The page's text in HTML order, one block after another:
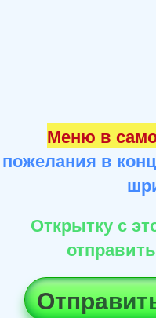
Меню в
пожелания в
Открытку с